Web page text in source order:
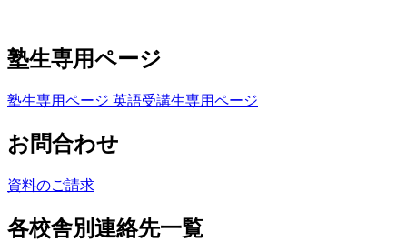
塾生専用ページ
塾生専用ページ 英語受講生専用ページ
お問合わせ
資料のご請求
各校舎別連絡先一覧